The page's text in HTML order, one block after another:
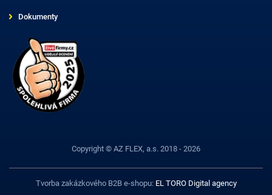
Dokumenty
Copyright © AZ FLEX, a.s. 2018 - 2026
Tvorba zakázkového B2B e-shopu: EL TORO Digital agency